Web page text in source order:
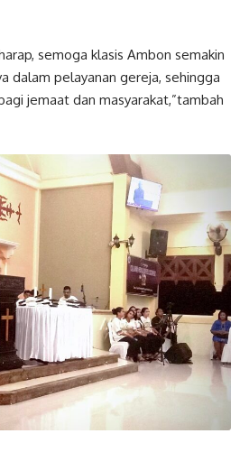
semoga klasis Ambon semakin
dalam pelayanan gereja, sehingga
jemaat dan masyarakat,”tambah